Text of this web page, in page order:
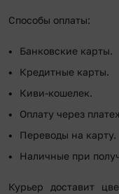
Способы оплаты:
Банковские карты.
Кредитные карты.
Киви-кошелек.
Оплату через
Переводы на карту.
Наличные при
Курьер доставит